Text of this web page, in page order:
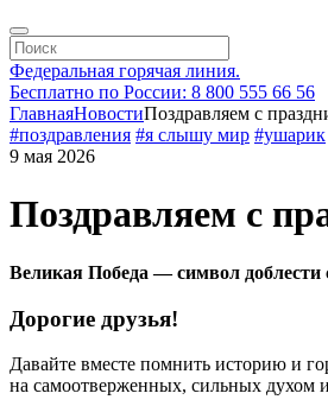
Федеральная горячая линия.
Бесплатно по России: 8 800 555 66 56
ГлавнаяНовостиПоздравляем с
#поздравления #я слышу мир #ушарик
9 мая 2026
Поздравляем с
Великая Победа — символ доблести
Дорогие друзья!
Давайте вместе помнить историю и
на самоотверженных, сильных духом